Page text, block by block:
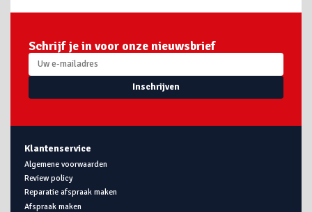
Schrijf je in voor onze nieuwsbrief
Inschrijven
Klantenservice
Algemene voorwaarden
Review policy
Reparatie afspraak maken
Afspraak maken